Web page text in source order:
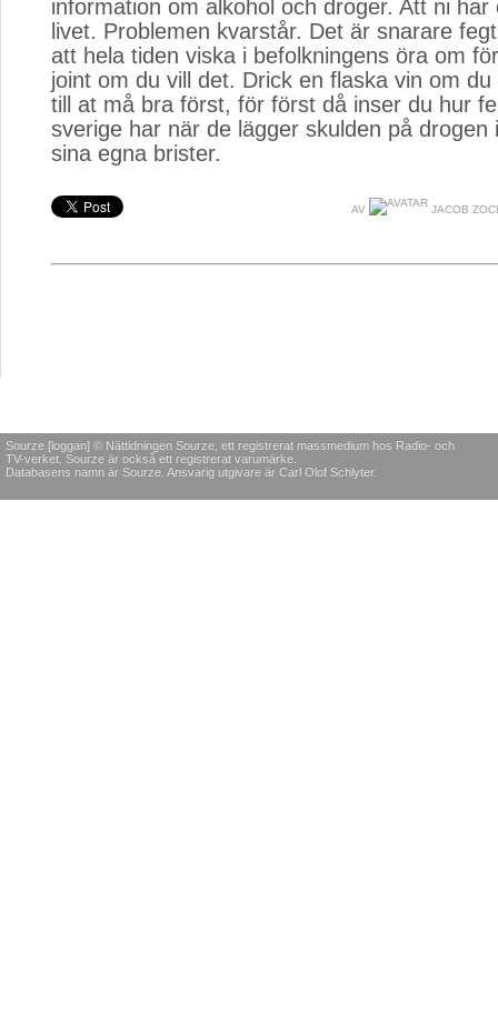
information om alkohol och droger. Att ni har
livet. Problemen kvarstår. Det är snarare
att hela tiden viska i befolkningens öra om
joint om du vill det. Drick en flaska vin om
till at må bra först, för först då inser du hur
sverige har när de lägger skulden på drogen
sina egna brister.
AV JACOB
Sourze [loggan] © Nättidningen Sourze, ett registrerat massmedium hos Radio- och
TV-verket. Sourze är också ett registrerat varumärke.
Databasens namn är Sourze. Ansvarig utgivare är Carl Olof Schlyter.